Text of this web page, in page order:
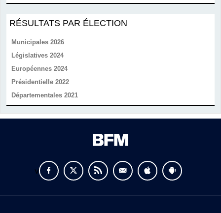
RÉSULTATS PAR ÉLECTION
Municipales 2026
Législatives 2024
Européennes 2024
Présidentielle 2022
Départementales 2021
v